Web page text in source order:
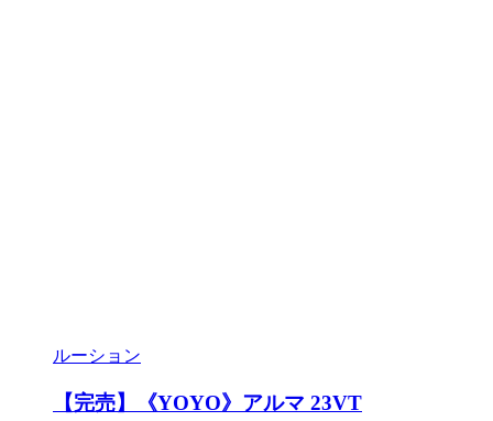
ルーション
【完売】《YOYO》アルマ 23VT